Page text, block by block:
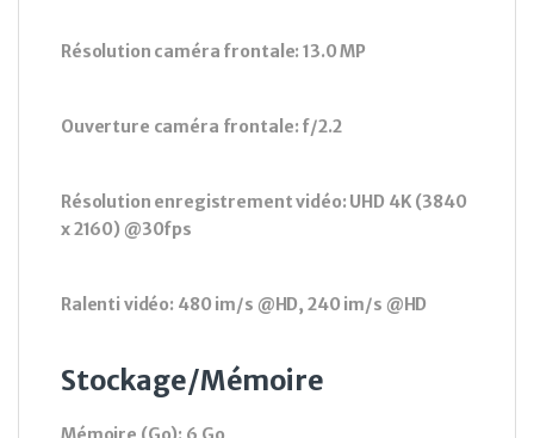
Résolution caméra frontale: 13.0 MP
Ouverture caméra frontale: f/2.2
Résolution enregistrement vidéo: UHD 4K (3840
x 2160) @30fps
Ralenti vidéo: 480 im/s @HD, 240 im/s @HD
Stockage/Mémoire